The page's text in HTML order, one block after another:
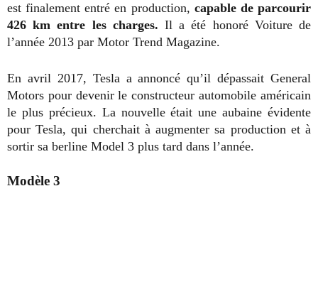
est finalement entré en production, capable de parcourir
426 km entre les charges. Il a été honoré Voiture de
l’année 2013 par Motor Trend Magazine.
En avril 2017, Tesla a annoncé qu’il dépassait General
Motors pour devenir le constructeur automobile américain
le plus précieux. La nouvelle était une aubaine évidente
pour Tesla, qui cherchait à augmenter sa production et à
sortir sa berline Model 3 plus tard dans l’année.
Modèle 3